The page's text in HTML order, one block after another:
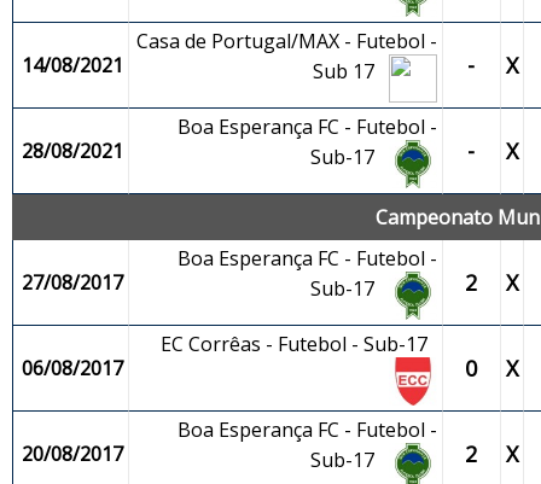
14/08/2021
Casa de Portugal/MAX - Futebol -
Sub 17
- X
28/08/2021
Boa Esperança FC - Futebol -
Sub-17
- X
Campeonato
27/08/2017
Boa Esperança FC - Futebol -
Sub-17
2 X
06/08/2017
EC Corrêas - Futebol - Sub-17
0 X
20/08/2017
Boa Esperança FC - Futebol -
Sub-17
2 X